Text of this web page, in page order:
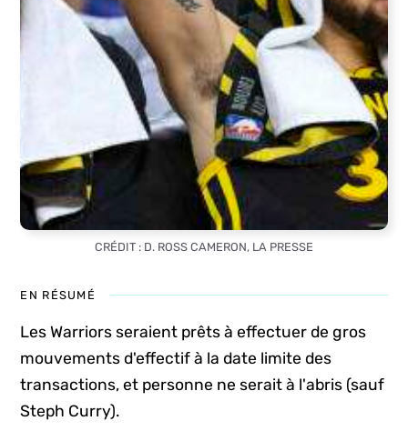
CRÉDIT : D. ROSS CAMERON, LA PRESSE
EN RÉSUMÉ
Les Warriors seraient prêts à effectuer de gros
mouvements d'effectif à la date limite des
transactions, et personne ne serait à l'abris (sauf
Steph Curry).